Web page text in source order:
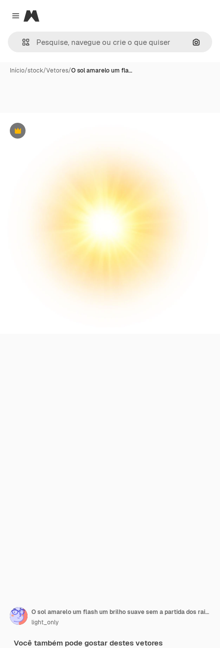
Close menu
Magnific
Início/stock/Vetores/O sol amarelo um fla…
Premium
O sol amarelo um flash um brilho suave sem a partida dos raios estrela brilhou com brilhos
light_only
Você também pode gostar destes vetores